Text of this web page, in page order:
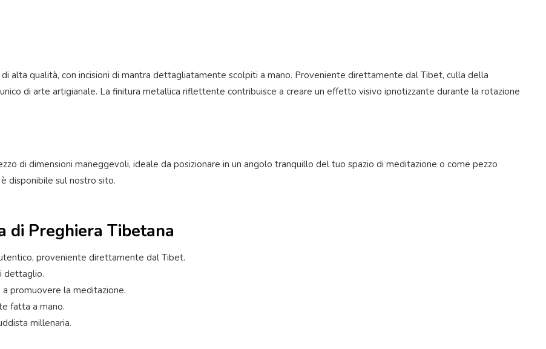
alta qualità, con incisioni di mantra dettagliatamente scolpiti a mano. Proveniente direttamente dal Tibet, culla della
di arte artigianale. La finitura metallica riflettente contribuisce a creare un effetto visivo ipnotizzante durante la rotazione
di dimensioni maneggevoli, ideale da posizionare in un angolo tranquillo del tuo spazio di meditazione o come pezzo
disponibile sul nostro sito.
di Preghiera Tibetana
proveniente direttamente dal Tibet.
dettaglio.
promuovere la meditazione.
fatta a mano.
millenaria.